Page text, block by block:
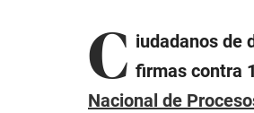
C iudadanos de
firmas contra
Nacional de